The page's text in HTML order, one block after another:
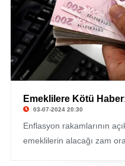
Emeklilere Kötü
03-07-2024 20:30
Enflasyon rakamlarının
emeklilerin alacağı zam